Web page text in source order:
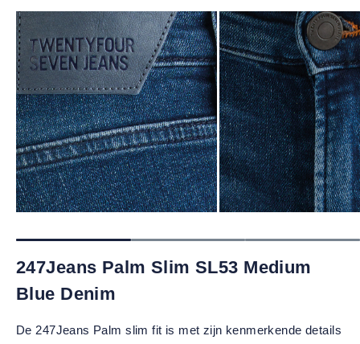
247Jeans Palm Slim SL53 Medium
Blue Denim
De 247Jeans Palm slim fit is met zijn kenmerkende details